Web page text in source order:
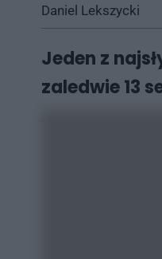
Daniel Lekszycki
Jeden z
zaledwie 13